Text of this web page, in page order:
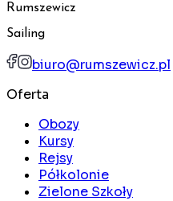
Rumszewicz
Sailing
biuro@rumszewicz.pl
Oferta
Obozy
Kursy
Rejsy
Półkolonie
Zielone Szkoły